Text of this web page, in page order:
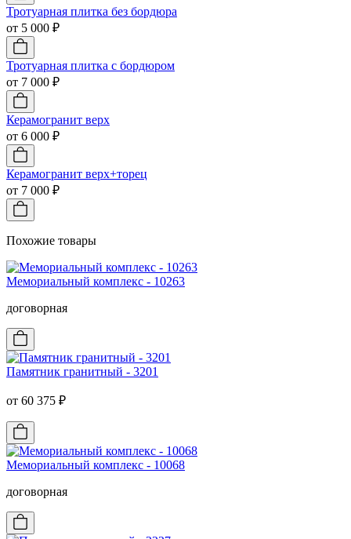
Тротуарная плитка без бордюра
от 5 000 ₽
Тротуарная плитка с бордюром
от 7 000 ₽
Керамогранит верх
от 6 000 ₽
Керамогранит верх+торец
от 7 000 ₽
Похожие товары
Мемориальный комплекс - 10263
договорная
Памятник гранитный - 3201
от 60 375 ₽
Мемориальный комплекс - 10068
договорная